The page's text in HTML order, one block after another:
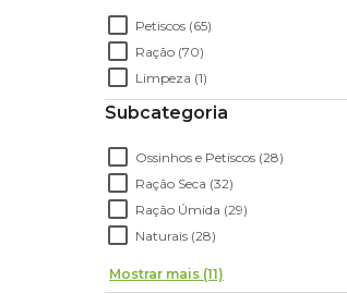
Petiscos (65)
Ração (70)
Limpeza (1)
Subcategoria
Ossinhos e Petiscos (28)
Ração Seca (32)
Ração Úmida (29)
Naturais (28)
Mostrar mais (11)